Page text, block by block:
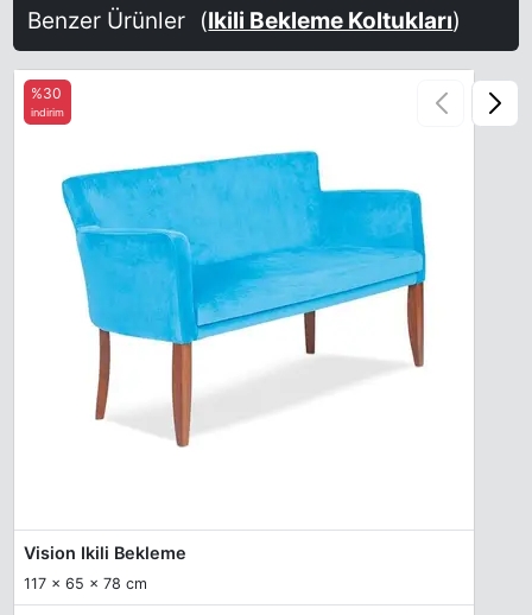
Benzer Ürünler (Ikili Bekleme Koltukları)
Vision Ikili Bekleme
117 x 65 x 78 cm
%30
indirim